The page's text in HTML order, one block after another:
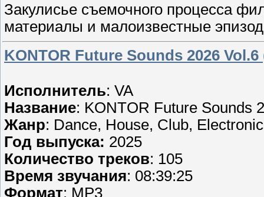
Закулисье съемочного процесса
материалы и малоизвестные
KONTOR Future Sounds 2026 Vol.6
Исполнитель: VA
Название: KONTOR Future Sounds
Жанр: Dance, House, Club, Electronic
Год выпуска: 2025
Количество треков: 105
Время звучания: 08:39:25
Формат: MP3